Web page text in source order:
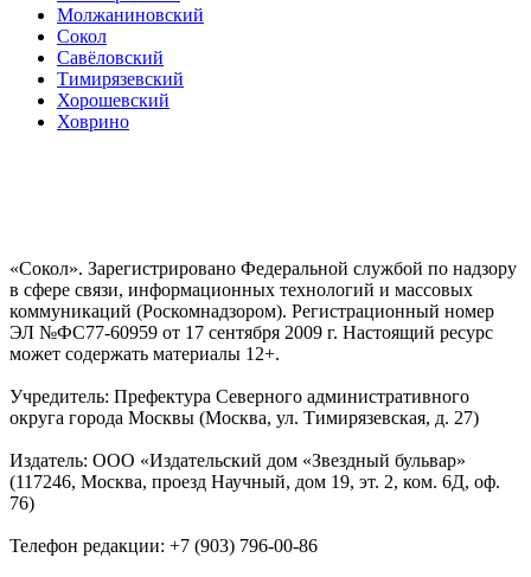
Молжаниновский
Сокол
Савёловский
Тимирязевский
Хорошевский
Ховрино
«Сокол». Зарегистрировано Федеральной службой по надзору
в сфере связи, информационных технологий и массовых
коммуникаций (Роскомнадзором). Регистрационный номер
ЭЛ №ФС77-60959 от 17 сентября 2009 г. Настоящий ресурс
может содержать материалы 12+.
Учредитель: Префектура Северного административного
округа города Москвы (Москва, ул. Тимирязевская, д. 27)
Издатель: ООО «Издательский дом «Звездный бульвар»
(117246, Москва, проезд Научный, дом 19, эт. 2, ком. 6Д, оф.
76)
Телефон редакции: +7 (903) 796-00-86